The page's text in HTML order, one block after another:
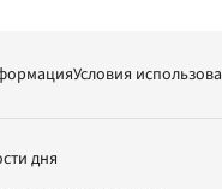
Условия
дня